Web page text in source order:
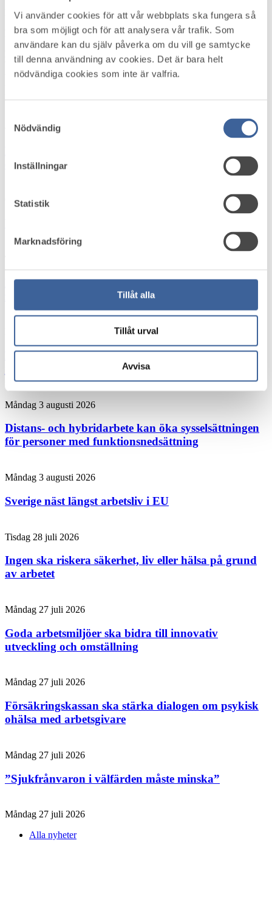
Vi använder cookies för att vår webbplats ska fungera så
bra som möjligt och för att analysera vår trafik. Som
användare kan du själv påverka om du vill ge samtycke
till denna användning av cookies. Det är bara helt
nödvändiga cookies som inte är valfria.
Nödvändig
Inställningar
Statistik
Marknadsföring
Tillåt alla
Tillåt urval
Avvisa
Fredag 29 maj 2026
Källa: Framtidens Karriär – Läkare
Psykisk ohälsa i arbetslivet kan inte lösas när människor redan har
blivit sjuka. Sverige behöver stärka företagshälsovården, säkra
tillgången till läkare med specialitet i arbetsmedicin och arbeta
Aktuellt i omvärlden
energi och riktning
Onsdag 5 augusti 2026
Hybridjobb förbättrar arbetsmiljön visar unik
Forskaren: Den här chefsvanan kan rädda liv på
Måndag 3 augusti 2026
Distans- och hybridarbete kan öka sysselsättningen
för personer med funktionsnedsättning
Måndag 3 augusti 2026
Sverige näst längst arbetsliv i EU
Tisdag 28 juli 2026
Ingen ska riskera säkerhet, liv eller hälsa på grund
av arbetet
Måndag 27 juli 2026
Goda arbetsmiljöer ska bidra till innovativ
utveckling och omställning
Måndag 27 juli 2026
Försäkringskassan ska stärka dialogen om psykisk
ohälsa med arbetsgivare
Måndag 27 juli 2026
”Sjukfrånvaron i välfärden måste minska”
Måndag 27 juli 2026
Alla nyheter